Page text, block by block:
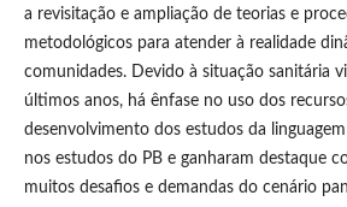
a revisitação e ampliação de teorias e
metodológicos para atender à realidade
comunidades. Devido à situação sanitária
últimos anos, há ênfase no uso dos
desenvolvimento dos estudos da
nos estudos do PB e ganharam destaque
muitos desafios e demandas do cenário